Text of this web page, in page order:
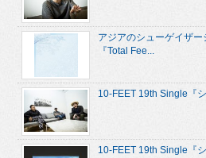
アジアのシューゲイザ
『Total Fee...
10-FEET 19th Single『
10-FEET 19th Single『